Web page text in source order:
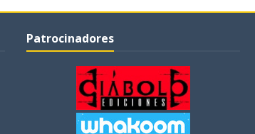
Patrocinadores